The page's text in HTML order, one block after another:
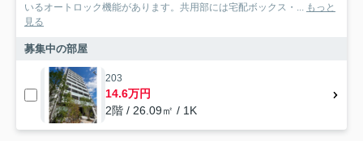
いるオートロック機能があります。共用部には宅配ボックス・... もっと
見る
募集中の部屋
203
14.6万円
2階 / 26.09㎡ / 1K